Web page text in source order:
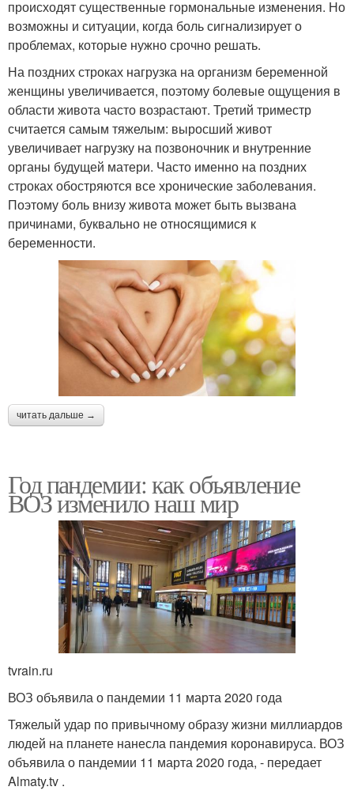
происходят существенные гормональные изменения. Но
возможны и ситуации, когда боль сигнализирует о
проблемах, которые нужно срочно решать.
На поздних строках нагрузка на организм беременной
женщины увеличивается, поэтому болевые ощущения в
области живота часто возрастают. Третий триместр
считается самым тяжелым: выросший живот
увеличивает нагрузку на позвоночник и внутренние
органы будущей матери. Часто именно на поздних
строках обостряются все хронические заболевания.
Поэтому боль внизу живота может быть вызвана
причинами, буквально не относящимися к
беременности.
читать дальше →
Год пандемии: как объявление
ВОЗ изменило наш мир
tvrain.ru
ВОЗ объявила о пандемии 11 марта 2020 года
Тяжелый удар по привычному образу жизни миллиардов
людей на планете нанесла пандемия коронавируса. ВОЗ
объявила о пандемии 11 марта 2020 года, - передает
Almaty.tv .